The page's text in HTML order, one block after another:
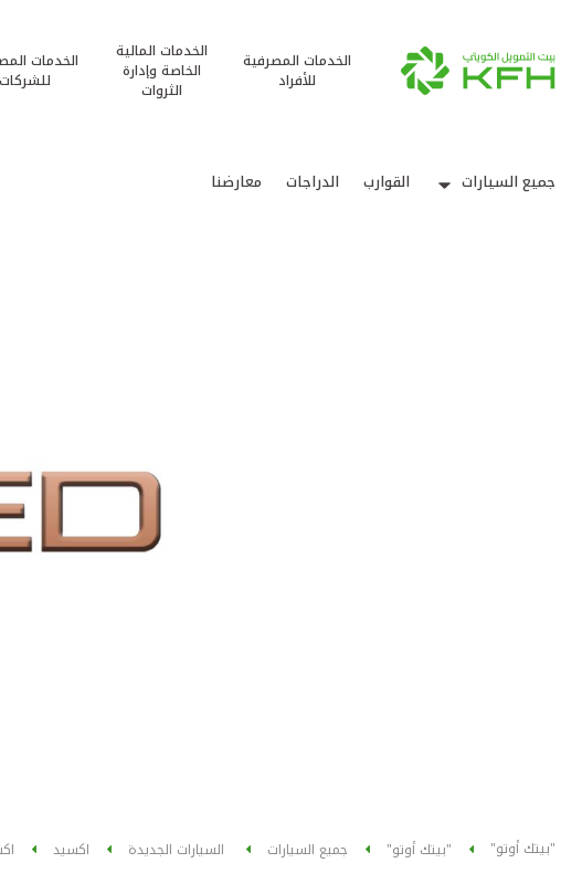
الخدمات المصرفية
للأفراد
الخدمات المالية
الخاصة وإدارة
الثروات
الخدمات
للشركات
جميع السيارات القوارب الدراجات معارضنا
"بيتك أوتو" "بيتك أوتو" جميع السيارات السيارات الجديدة اكسيد